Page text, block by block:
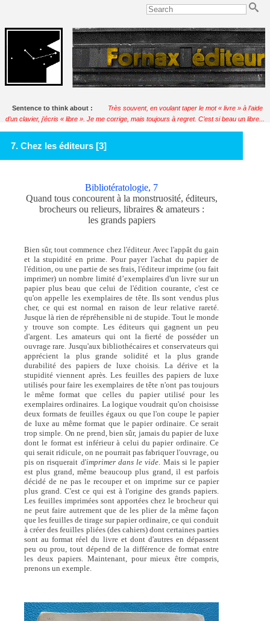
Sentence to think about :
Très souvent, en voulant taper le mot « livre » à l’aide
d’un clavier, j’écris « libre ». Je me corrige, mais toujours à regret. C’est si beau un libre...
7. Chez les éditeurs [3]
Bibliotératologie, 7
Quand tous concourent à la monstruosité, éditeurs,
brocheurs ou relieurs, libraires & amateurs :
les grands papiers
Bien sûr, tout commence chez l'éditeur. Avec l'appât du gain
et la stupidité en prime. Pour payer l'achat du papier de
l'édition, ou une partie de ses frais, l'éditeur imprime (ou fait
imprimer) un nombre limité d’exemplaires d'un livre sur un
papier plus beau que celui de l'édition courante, c'est ce
qu'on appelle les exemplaires de tête. Ils sont vendus plus
cher, ce qui est normal en raison de leur relative rareté.
Jusque là rien de répréhensible ni de stupide. Tout le monde
y trouve son compte. Les éditeurs qui gagnent un peu
d'argent. Les amateurs qui ont la fierté de posséder un
ouvrage rare. Jusqu'aux bibliothécaires et conservateurs qui
apprécient la plus grande solidité et la plus grande
durabilité des papiers de luxe choisis. La dérive et la
stupidité viennent après. Les feuilles des papiers de luxe
utilisés pour faire les exemplaires de tête n'ont pas toujours
le même format que celles du papier utilisé pour les
exemplaires ordinaires. La logique voudrait qu'on choisisse
deux formats de feuilles égaux ou que l'on coupe le papier
de luxe au même format que le papier ordinaire. Ce serait
trop simple. On ne prend, bien sûr, jamais du papier de luxe
dont le format est inférieur à celui du papier ordinaire. Ce
qui serait ridicule, on ne pourrait pas fabriquer l'ouvrage, ou
pis on risquerait d'imprimer dans le vide . Mais si le papier
est plus grand, même beaucoup plus grand, il est parfois
décidé de ne pas le recouper et on imprime sur ce papier
plus grand. C'est ce qui est à l'origine des grands papiers.
Les feuilles imprimées sont apportées chez le brocheur qui
ne peut faire autrement que de les plier de la même façon
que les feuilles de tirage sur papier ordinaire, ce qui conduit
à créer des feuilles pliées (des cahiers) dont certaines parties
sont au format réel du livre et dont d'autres en dépassent
peu ou prou, tout dépend de la différence de format entre
les deux papiers. Maintenant, pour mieux être compris,
prenons un exemple.